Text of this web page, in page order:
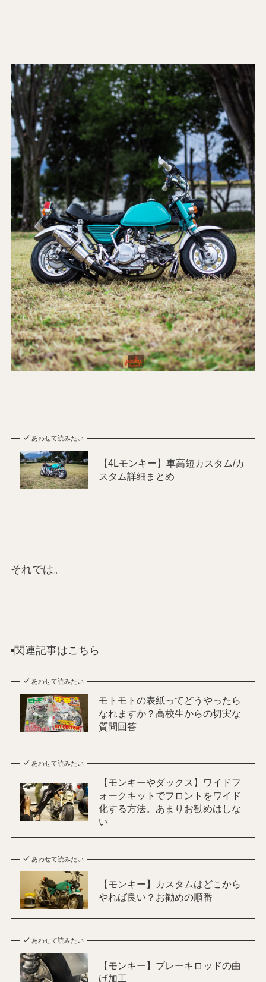
あわせて読みたい
【4Lモンキー】車高短カスタム/カ
スタム詳細まとめ
それでは。
▪️関連記事はこちら
あわせて読みたい
モトモトの表紙ってどうやったら
なれますか？高校生からの切実な
質問回答
あわせて読みたい
【モンキーやダックス】ワイドフ
ォークキットでフロントをワイド
化する方法。あまりお勧めはしな
い
あわせて読みたい
【モンキー】カスタムはどこから
やれば良い？お勧めの順番
あわせて読みたい
【モンキー】ブレーキロッドの曲
げ加工